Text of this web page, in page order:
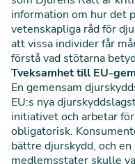
information om hur det
vetenskapliga råd för
att vissa individer får
förstå vad stötarna
Tveksamhet till EU-
En gemensam
EU:s nya
initiativet och arbetar
obligatorisk.
bättre djurskydd, och
medlemsstater skulle